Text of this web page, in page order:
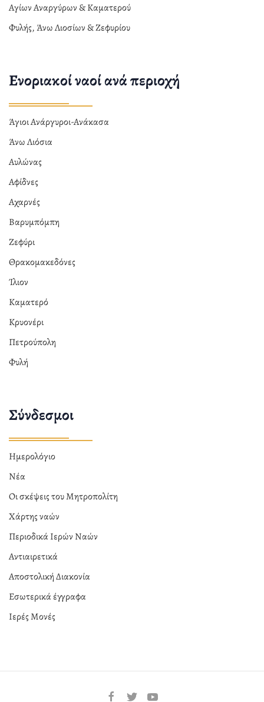
Αγίων Αναργύρων & Καματερού
Φυλής, Άνω Λιοσίων & Ζεφυρίου
Ενοριακοί ναοί ανά περιοχή
Άγιοι Ανάργυροι-Ανάκασα
Άνω Λιόσια
Αυλώνας
Αφίδνες
Αχαρνές
Βαρυμπόμπη
Ζεφύρι
Θρακομακεδόνες
Ίλιον
Καματερό
Κρυονέρι
Πετρούπολη
Φυλή
Σύνδεσμοι
Ημερολόγιο
Νέα
Οι σκέψεις του Μητροπολίτη
Χάρτης ναών
Περιοδικά Ιερών Ναών
Αντιαιρετικά
Αποστολική Διακονία
Εσωτερικά έγγραφα
Ιερές Μονές